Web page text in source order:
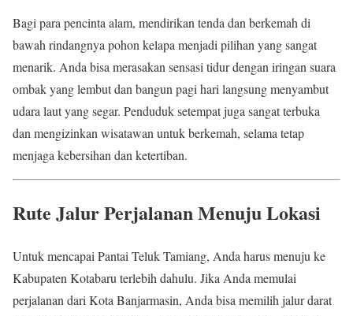
Bagi para pencinta alam, mendirikan tenda dan berkemah di
bawah rindangnya pohon kelapa menjadi pilihan yang sangat
menarik. Anda bisa merasakan sensasi tidur dengan iringan suara
ombak yang lembut dan bangun pagi hari langsung menyambut
udara laut yang segar. Penduduk setempat juga sangat terbuka
dan mengizinkan wisatawan untuk berkemah, selama tetap
menjaga kebersihan dan ketertiban.
Rute Jalur Perjalanan Menuju Lokasi
Untuk mencapai Pantai Teluk Tamiang, Anda harus menuju ke
Kabupaten Kotabaru terlebih dahulu. Jika Anda memulai
perjalanan dari Kota Banjarmasin, Anda bisa memilih jalur darat